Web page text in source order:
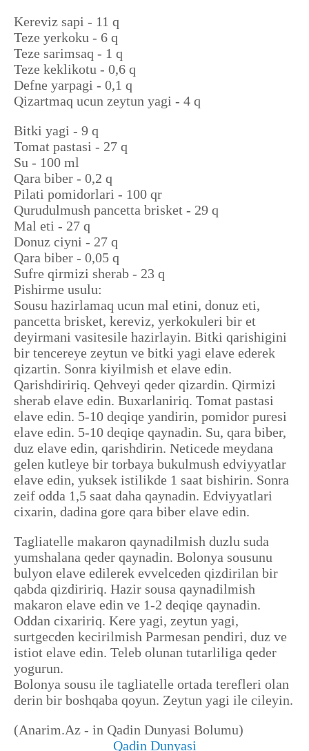
Kereviz sapi - 11 q
Teze yerkoku - 6 q
Teze sarimsaq - 1 q
Teze keklikotu - 0,6 q
Defne yarpagi - 0,1 q
Qizartmaq ucun zeytun yagi - 4 q
Bitki yagi - 9 q
Tomat pastasi - 27 q
Su - 100 ml
Qara biber - 0,2 q
Pilati pomidorlari - 100 qr
Qurudulmush pancetta brisket - 29 q
Mal eti - 27 q
Donuz ciyni - 27 q
Qara biber - 0,05 q
Sufre qirmizi sherab - 23 q
Pishirme usulu:
Sousu hazirlamaq ucun mal etini, donuz eti,
pancetta brisket, kereviz, yerkokuleri bir et
deyirmani vasitesile hazirlayin. Bitki qarishigini
bir tencereye zeytun ve bitki yagi elave ederek
qizartin. Sonra kiyilmish et elave edin.
Qarishdiririq. Qehveyi qeder qizardin. Qirmizi
sherab elave edin. Buxarlaniriq. Tomat pastasi
elave edin. 5-10 deqiqe yandirin, pomidor puresi
elave edin. 5-10 deqiqe qaynadin. Su, qara biber,
duz elave edin, qarishdirin. Neticede meydana
gelen kutleye bir torbaya bukulmush edviyyatlar
elave edin, yuksek istilikde 1 saat bishirin. Sonra
zeif odda 1,5 saat daha qaynadin. Edviyyatlari
cixarin, dadina gore qara biber elave edin.
Tagliatelle makaron qaynadilmish duzlu suda
yumshalana qeder qaynadin. Bolonya sousunu
bulyon elave edilerek evvelceden qizdirilan bir
qabda qizdiririq. Hazir sousa qaynadilmish
makaron elave edin ve 1-2 deqiqe qaynadin.
Oddan cixaririq. Kere yagi, zeytun yagi,
surtgecden kecirilmish Parmesan pendiri, duz ve
istiot elave edin. Teleb olunan tutarliliga qeder
yogurun.
Bolonya sousu ile tagliatelle ortada terefleri olan
derin bir boshqaba qoyun. Zeytun yagi ile cileyin.
(Anarim.Az - in Qadin Dunyasi Bolumu)
Qadin Dunyasi